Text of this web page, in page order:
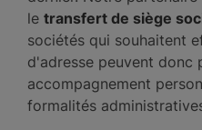
le transfert de siège
sociétés qui souhaitent
d'adresse peuvent donc
accompagnement
formalités